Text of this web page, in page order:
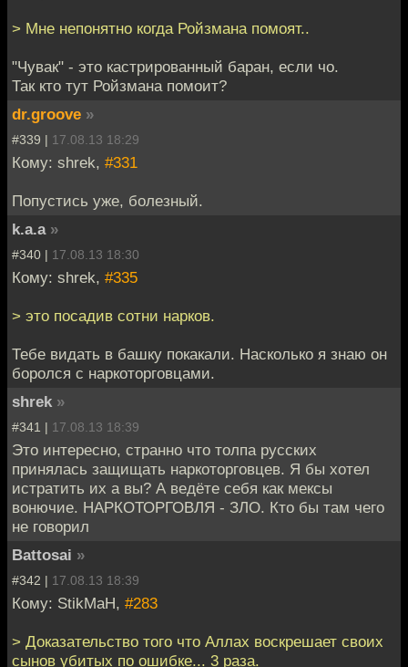
> Мне непонятно когда Ройзмана помоят..
"Чувак" - это кастрированный баран, если чо.
Так кто тут Ройзмана помоит?
dr.groove »
#339 | 17.08.13 18:29
Кому: shrek, #331
Попустись уже, болезный.
k.a.a »
#340 | 17.08.13 18:30
Кому: shrek, #335
> это посадив сотни нарков.
Тебе видать в башку покакали. Насколько я знаю он
боролся с наркоторговцами.
shrek »
#341 | 17.08.13 18:39
Это интересно, странно что толпа русских
принялась защищать наркоторговцев. Я бы хотел
истратить их а вы? А ведёте себя как мексы
вонючие. НАРКОТОРГОВЛЯ - ЗЛО. Кто бы там чего
не говорил
Battosai »
#342 | 17.08.13 18:39
Кому: StikMaH, #283
> Доказательство того что Аллах воскрешает своих
сынов убитых по ошибке... 3 раза.